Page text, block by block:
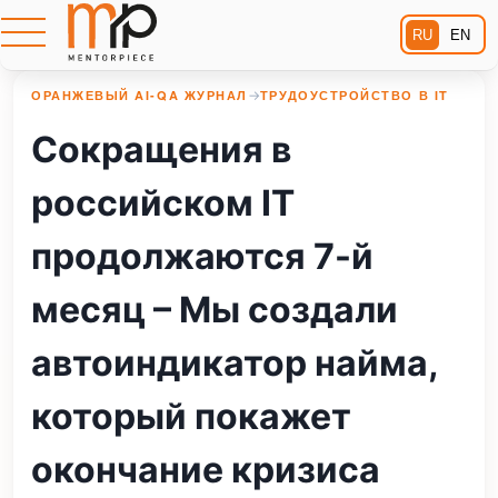
RU EN
ОРАНЖЕВЫЙ AI-QA ЖУРНАЛ →ТРУДОУСТРОЙСТВО В IT
Сокращения в
российском IT
продолжаются 7-й
месяц – Мы создали
автоиндикатор найма,
который покажет
окончание кризиса